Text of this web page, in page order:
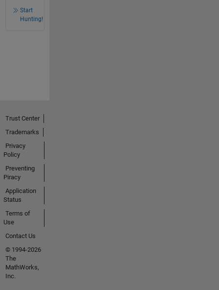
Start
Hunting!
Trust Center
Trademarks
Privacy
Policy
Preventing
Piracy
Application
Status
Terms of
Use
Contact Us
© 1994-2026
The
MathWorks,
Inc.